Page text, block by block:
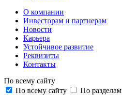
О компании
Инвесторам и партнерам
Новости
Карьера
Устойчивое развитие
Реквизиты
Контакты
По всему сайту
По всему сайту
По разделам